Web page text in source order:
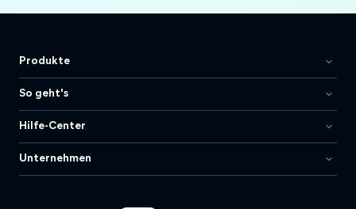
Produkte
So geht's
Hilfe-Center
Unternehmen